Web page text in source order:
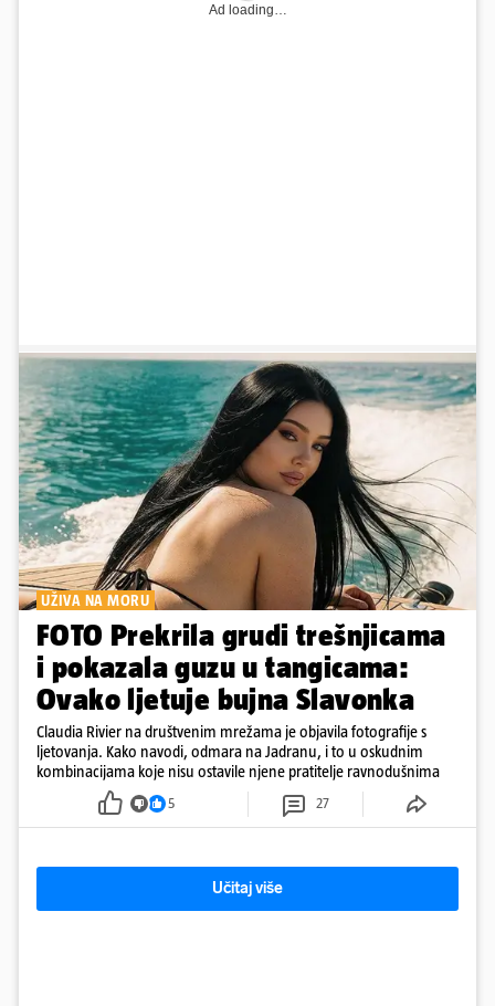
Ad loading…
UŽIVA NA MORU
FOTO Prekrila grudi trešnjicama
i pokazala guzu u tangicama:
Ovako ljetuje bujna Slavonka
Claudia Rivier na društvenim mrežama je objavila fotografije s
ljetovanja. Kako navodi, odmara na Jadranu, i to u oskudnim
kombinacijama koje nisu ostavile njene pratitelje ravnodušnima
5 27
Učitaj više